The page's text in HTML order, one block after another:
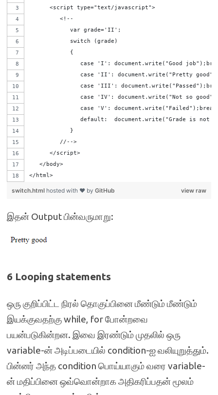
      <script type="text/javascript">
         <!--
            var grade='II';
            switch (grade)
            {
case 'I': document.write("Good
case 'II':
case 'III':
case 'IV': document.write("Not
case 'V':
default:  document.write("Grade is not
            }
         //-->
      </script>
   </body>
</html>
view raw
switch.html hosted with ❤ by GitHub
இதன் Output பின்வருமாறு:
6 Looping statements
ஒரு குறிப்பிட்ட நிரல் தொகுப்பினை மீண்டும் மீண்டும்
இயக்குவதற்கு while, for போன்றவை
பயன்படுகின்றன. இவை இரண்டும் முதலில் ஒரு
variable-ன் அடிப்படையில் condition-ஐ வலியுறுத்தும்.
பின்னர் அந்த condition பொய்யாகும் வரை variable-
ன் மதிப்பினை ஒவ்வொன்றாக அதிகரிப்பதன் மூலம்